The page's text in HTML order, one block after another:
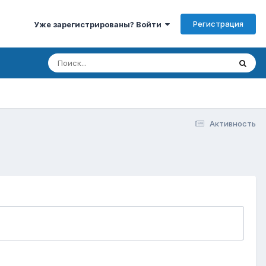
Уже зарегистрированы? Войти Регистрация
Активность